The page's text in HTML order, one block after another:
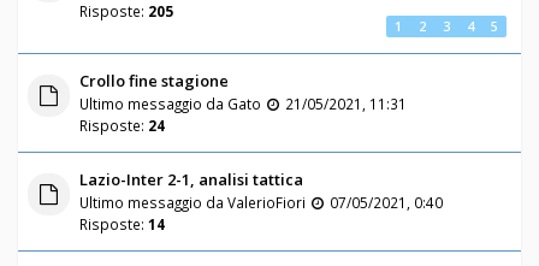
Risposte: 205
1 2 3 4 5
Crollo fine stagione
Ultimo messaggio da Gato
21/05/2021, 11:31
Risposte: 24
Lazio-Inter 2-1, analisi tattica
Ultimo messaggio da ValerioFiori
07/05/2021, 0:40
Risposte: 14